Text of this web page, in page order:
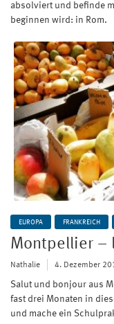
absolviert und befinde
beginnen wird: in Rom.
EUROPA FRANKREICH
Montpellier –
Nathalie 4. Dezember
Salut und bonjour aus
fast drei Monaten in
und mache ein